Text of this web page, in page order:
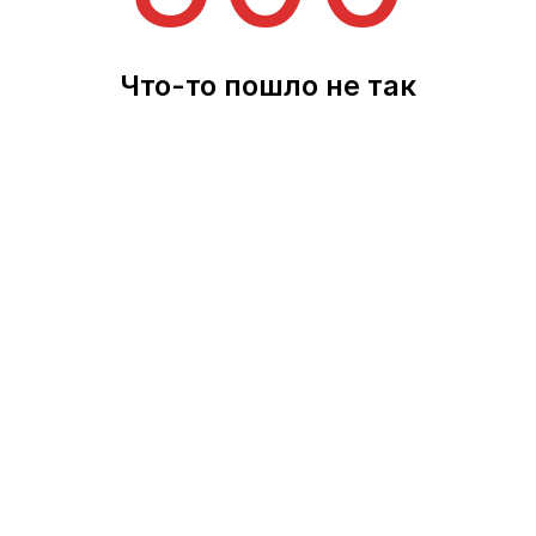
Что-то пошло не так